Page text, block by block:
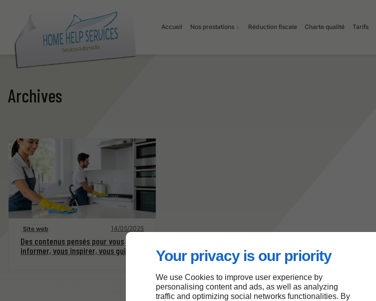
Your privacy is our priority
We use Cookies to improve user experience by
personalising content and ads, as well as analyzing
traffic and optimizing social networks functionalities. By
Accueil Nos prestations Réduction fiscale Charte qualité Tarifs
Archives
Site web 14/05/2025
Des contenus pensés pour vous
informer, vous inspirer, vous guider